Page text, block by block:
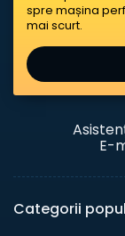
spre mașina
mai scurt.
E-
Categorii